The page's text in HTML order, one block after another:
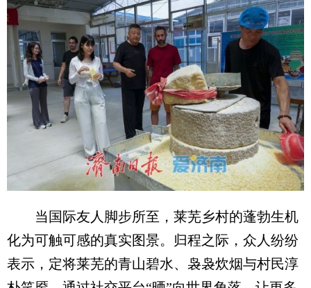
当国际友人脚步所至，莱芜乡村的蓬勃生机
化为可触可感的真实图景。归程之际，众人纷纷
表示，定将莱芜的青山碧水、袅袅炊烟与村民淳